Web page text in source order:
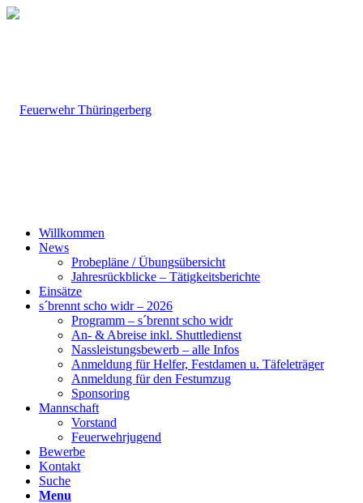
Willkommen
News
Probepläne / Übungsübersicht
Jahresrückblicke – Tätigkeitsberichte
Einsätze
s´brennt scho widr – 2026
Programm – s´brennt scho widr
An- & Abreise inkl. Shuttledienst
Nassleistungsbewerb – alle Infos
Anmeldung für Helfer, Festdamen u. Täfeleträger
Anmeldung für den Festumzug
Sponsoring
Mannschaft
Vorstand
Feuerwehrjugend
Bewerbe
Kontakt
Suche
Menu